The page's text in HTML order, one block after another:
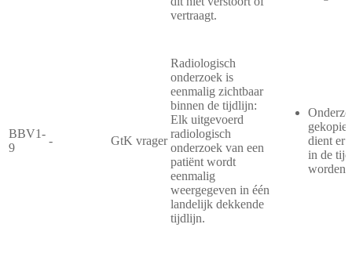
vertraagt.
BBV1-
9
- GtK vrager
Radiologisch
onderzoek is
eenmalig zichtbaar
binnen de tijdlijn:
Elk uitgevoerd
radiologisch
onderzoek van een
patiënt wordt
eenmalig
weergegeven in één
landelijk dekkende
tijdlijn.
dient er
in de
worden